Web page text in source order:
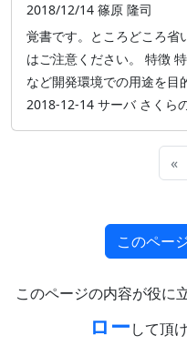
2018/12/14 篠原 隆司
覚書です。ところどころ省
はご注意ください。 特徴
など開発環境での用途を目
2018-12-14 サーバ さくら
«
このペー
このページの内容が役に
ローして頂